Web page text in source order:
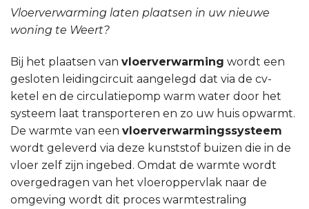
Vloerverwarming laten plaatsen in uw nieuwe
woning te Weert?
Bij het plaatsen van vloerverwarming wordt een
gesloten leidingcircuit aangelegd dat via de cv-
ketel en de circulatiepomp warm water door het
systeem laat transporteren en zo uw huis opwarmt.
De warmte van een vloerverwarmingssysteem
wordt geleverd via deze kunststof buizen die in de
vloer zelf zijn ingebed. Omdat de warmte wordt
overgedragen van het vloeroppervlak naar de
omgeving wordt dit proces warmtestraling